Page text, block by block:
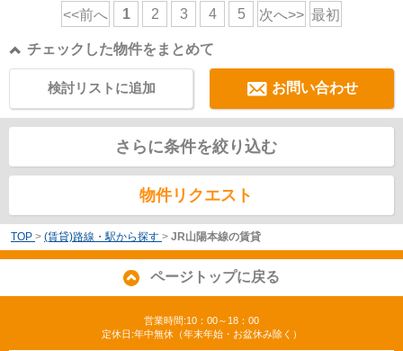
<<前へ 1 2 3 4 5 次へ>> 最初
チェックした物件をまとめて
お問い合わせ
検討リストに追加
さらに条件を絞り込む
物件リクエスト
TOP > (賃貸)路線・駅から探す > JR山陽本線の賃貸
ページトップに戻る
営業時間:10：00～18：00
定休日:年中無休（年末年始・お盆休み除く）